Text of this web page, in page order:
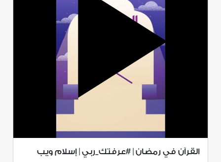
القرآن في رمضان | #عرفتك_ربي | إسلام ويب